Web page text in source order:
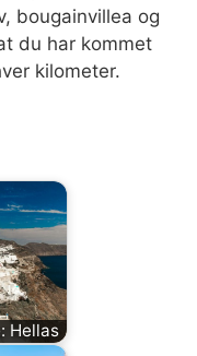
bougainvillea og
du har kommet
kilometer.
Hellas